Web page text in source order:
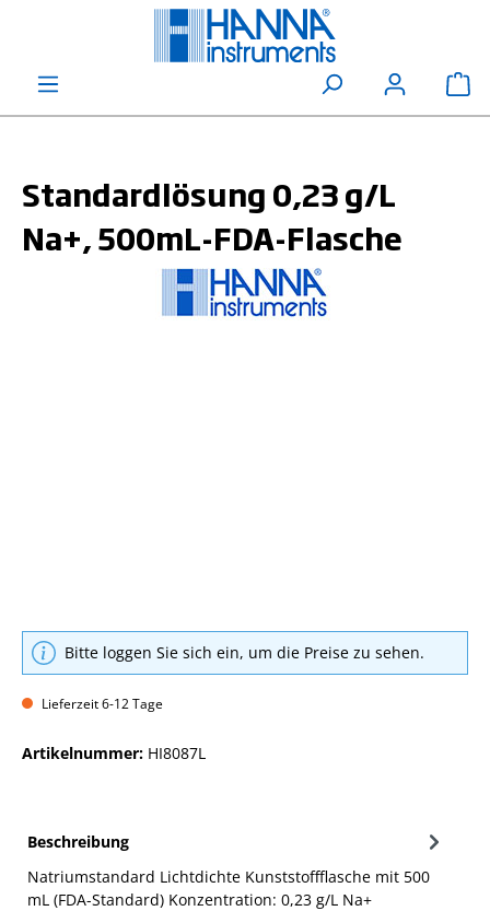
Standardlösung 0,23 g/L
Na+, 500mL-FDA-Flasche
Bitte loggen Sie sich ein, um die Preise zu sehen.
Lieferzeit 6-12 Tage
Artikelnummer: HI8087L
Beschreibung
Natriumstandard Lichtdichte Kunststoffflasche mit 500
mL (FDA-Standard) Konzentration: 0,23 g/L Na+